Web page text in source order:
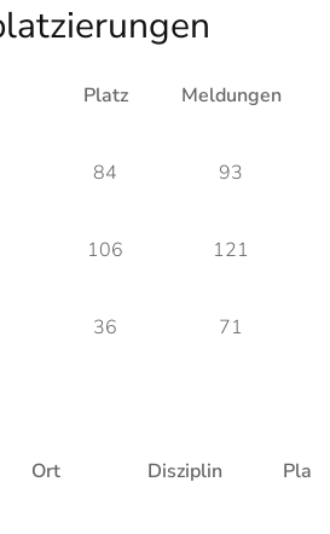
Platz Meldungen
84 93
106 121
36 71
Ort Disziplin Platz